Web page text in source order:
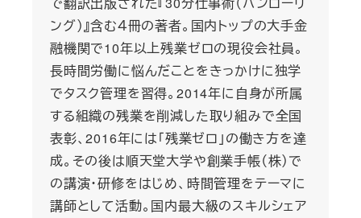
ング）』含む４冊の著者。国内トップの大手金
融機関で10年以上残業ゼロの現役会社員。
長時間労働に悩んだことをきっかけに独学
でタスク管理を習得。2014年に自身が所属
する組織の残業を削減した取り組みで全国
表彰、2016年には「残業ゼロ」の働き方を達
成。その後は順天堂大学や創業手帳（株）で
の講演・研修をはじめ、時間管理をテーマに
講師として活動。国内最大級のスキルシェア